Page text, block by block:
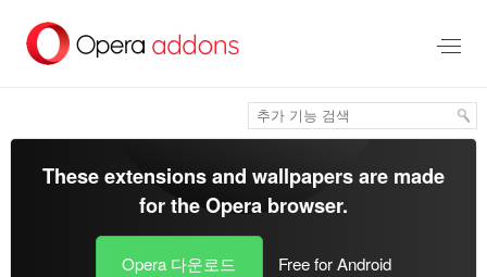
건
These extensions and wallpapers are made
for theOpera browser.
Opera 다운로드 Free for Android